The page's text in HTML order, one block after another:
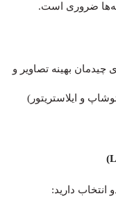
ضروری است.
چیدمان بهینه تصاویر و
و ایلاستریتور)
انتخاب دارید: